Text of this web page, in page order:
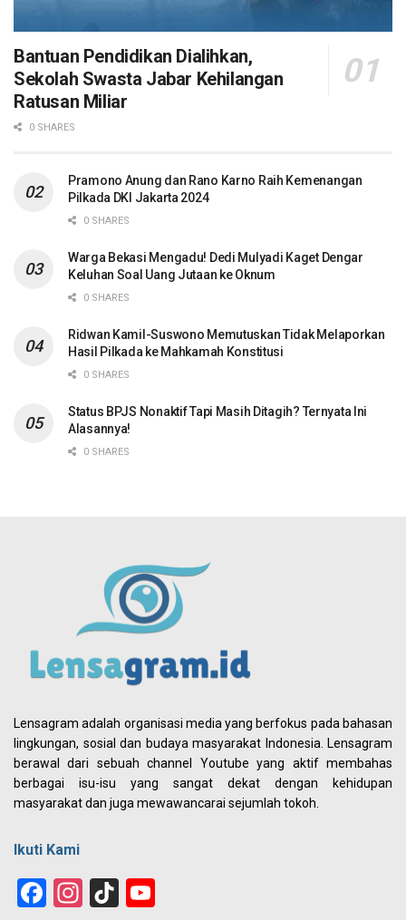
Bantuan Pendidikan Dialihkan,
Sekolah Swasta Jabar Kehilangan
Ratusan Miliar
0 SHARES
Pramono Anung dan Rano Karno Raih Kemenangan
Pilkada DKI Jakarta 2024
0 SHARES
Warga Bekasi Mengadu! Dedi Mulyadi Kaget Dengar
Keluhan Soal Uang Jutaan ke Oknum
0 SHARES
Ridwan Kamil-Suswono Memutuskan Tidak Melaporkan
Hasil Pilkada ke Mahkamah Konstitusi
0 SHARES
Status BPJS Nonaktif Tapi Masih Ditagih? Ternyata Ini
Alasannya!
0 SHARES
Lensagram adalah organisasi media yang berfokus pada bahasan
lingkungan, sosial dan budaya masyarakat Indonesia. Lensagram
berawal dari sebuah channel Youtube yang aktif membahas
berbagai isu-isu yang sangat dekat dengan kehidupan
masyarakat dan juga mewawancarai sejumlah tokoh.
Ikuti Kami
Facebook
Instagram
TikTok